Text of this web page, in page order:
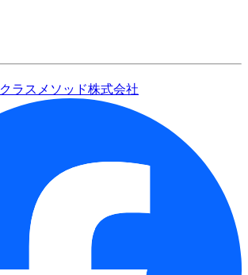
クラスメソッド株式会社